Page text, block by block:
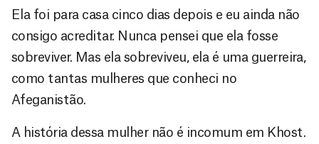
Ela foi para casa cinco dias depois e eu ainda não
consigo acreditar. Nunca pensei que ela fosse
sobreviver. Mas ela sobreviveu, ela é uma guerreira,
como tantas mulheres que conheci no
Afeganistão.
A história dessa mulher não é incomum em Khost.